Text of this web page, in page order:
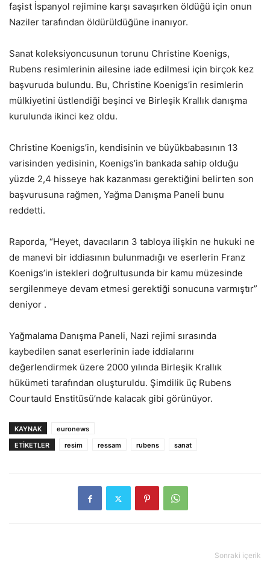
faşist İspanyol rejimine karşı savaşırken öldüğü için onun
Naziler tarafından öldürüldüğüne inanıyor.
Sanat koleksiyoncusunun torunu Christine Koenigs,
Rubens resimlerinin ailesine iade edilmesi için birçok kez
başvuruda bulundu. Bu, Christine Koenigs’in resimlerin
mülkiyetini üstlendiği beşinci ve Birleşik Krallık danışma
kurulunda ikinci kez oldu.
Christine Koenigs’in, kendisinin ve büyükbabasının 13
varisinden yedisinin, Koenigs’in bankada sahip olduğu
yüzde 2,4 hisseye hak kazanması gerektiğini belirten son
başvurusuna rağmen, Yağma Danışma Paneli bunu
reddetti.
Raporda, “Heyet, davacıların 3 tabloya ilişkin ne hukuki ne
de manevi bir iddiasının bulunmadığı ve eserlerin Franz
Koenigs’in istekleri doğrultusunda bir kamu müzesinde
sergilenmeye devam etmesi gerektiği sonucuna varmıştır”
deniyor .
Yağmalama Danışma Paneli, Nazi rejimi sırasında
kaybedilen sanat eserlerinin iade iddialarını
değerlendirmek üzere 2000 yılında Birleşik Krallık
hükümeti tarafından oluşturuldu. Şimdilik üç Rubens
Courtauld Enstitüsü’nde kalacak gibi görünüyor.
KAYNAK
euronews
ETİKETLER
resim ressam rubens sanat
Sonraki içerik